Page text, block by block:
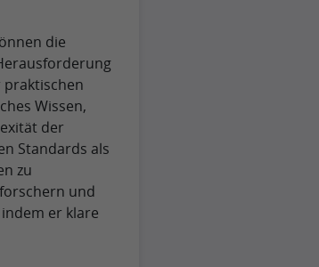
die
praktischen
Wissen,
der
Standards als
zu
und
er klare